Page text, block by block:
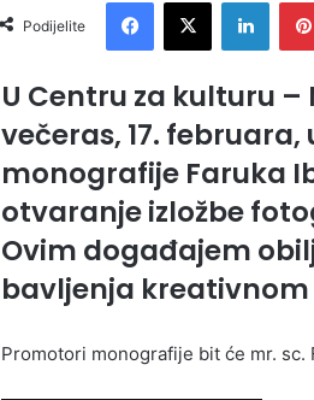
Podijelite
U Centru za kulturu
večeras, 17.
monografije Faruka
otvaranje izložbe
Ovim događajem
bavljenja
Promotori monografije bit će mr. sc.